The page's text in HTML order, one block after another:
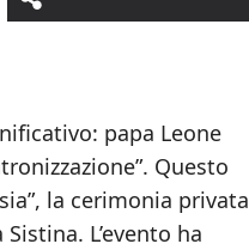
papa Leone
Questo
la cerimonia privata
L’evento ha